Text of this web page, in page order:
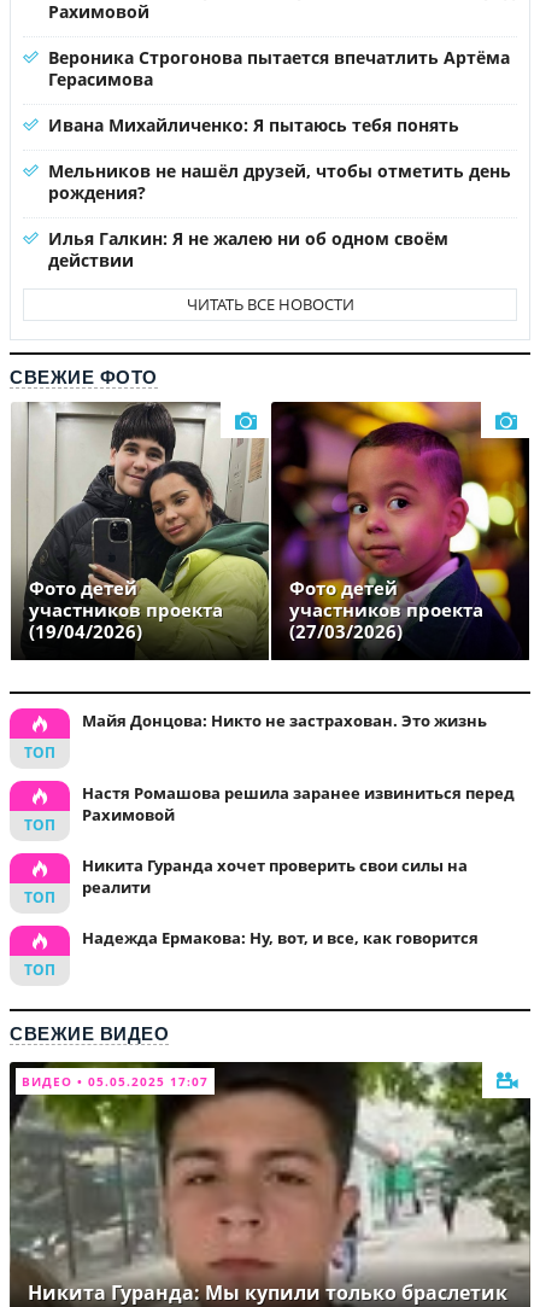
Рахимовой
Вероника Строгонова пытается впечатлить Артёма
Герасимова
Ивана Михайличенко: Я пытаюсь тебя понять
Мельников не нашёл друзей, чтобы отметить день
рождения?
Илья Галкин: Я не жалею ни об одном своём
действии
ЧИТАТЬ ВСЕ НОВОСТИ
СВЕЖИЕ ФОТО
Фото детей
участников проекта
(19/04/2026)
Фото детей
участников проекта
(27/03/2026)
Майя Донцова: Никто не застрахован. Это жизнь
Настя Ромашова решила заранее извиниться перед
Рахимовой
Никита Гуранда хочет проверить свои силы на
реалити
Надежда Ермакова: Ну, вот, и все, как говорится
СВЕЖИЕ ВИДЕО
ВИДЕО • 05.05.2025 17:07
Никита Гуранда: Мы купили только браслетик